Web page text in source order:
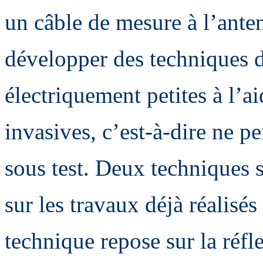
un câble de mesure à
développer des techniques
électriquement petites à
invasives, c’est-à-dire ne
sous test. Deux techniques
sur les travaux déjà
technique repose sur la